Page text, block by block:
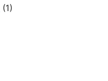
(1)